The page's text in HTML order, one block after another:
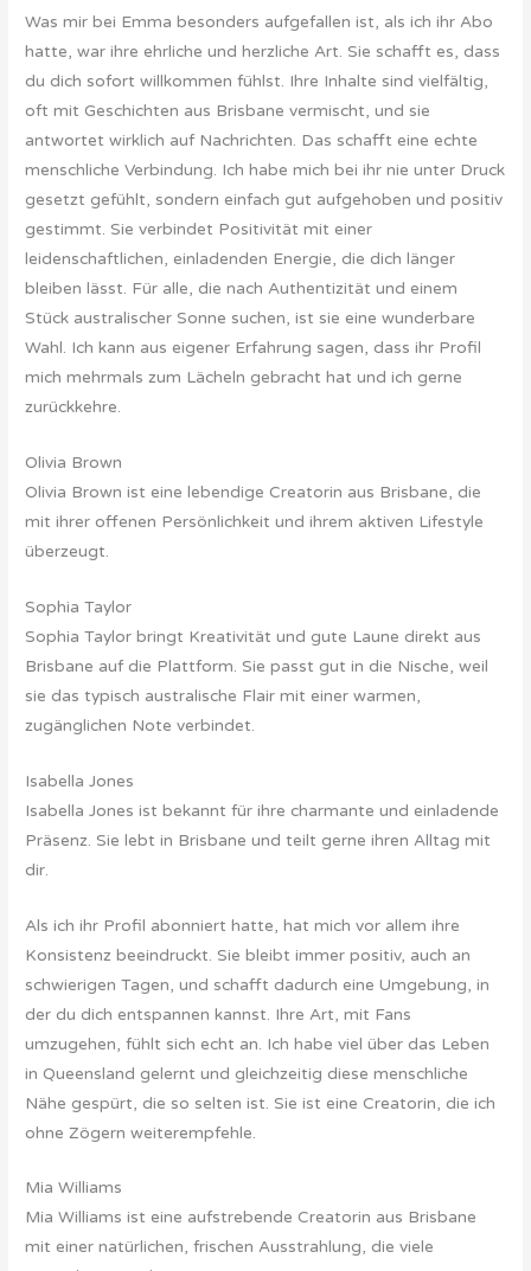
Was mir bei Emma besonders aufgefallen ist, als ich ihr Abo
hatte, war ihre ehrliche und herzliche Art. Sie schafft es, dass
du dich sofort willkommen fühlst. Ihre Inhalte sind vielfältig,
oft mit Geschichten aus Brisbane vermischt, und sie
antwortet wirklich auf Nachrichten. Das schafft eine echte
menschliche Verbindung. Ich habe mich bei ihr nie unter Druck
gesetzt gefühlt, sondern einfach gut aufgehoben und positiv
gestimmt. Sie verbindet Positivität mit einer
leidenschaftlichen, einladenden Energie, die dich länger
bleiben lässt. Für alle, die nach Authentizität und einem
Stück australischer Sonne suchen, ist sie eine wunderbare
Wahl. Ich kann aus eigener Erfahrung sagen, dass ihr Profil
mich mehrmals zum Lächeln gebracht hat und ich gerne
zurückkehre.
Olivia Brown
Olivia Brown ist eine lebendige Creatorin aus Brisbane, die
mit ihrer offenen Persönlichkeit und ihrem aktiven Lifestyle
überzeugt.
Sophia Taylor
Sophia Taylor bringt Kreativität und gute Laune direkt aus
Brisbane auf die Plattform. Sie passt gut in die Nische, weil
sie das typisch australische Flair mit einer warmen,
zugänglichen Note verbindet.
Isabella Jones
Isabella Jones ist bekannt für ihre charmante und einladende
Präsenz. Sie lebt in Brisbane und teilt gerne ihren Alltag mit
dir.
Als ich ihr Profil abonniert hatte, hat mich vor allem ihre
Konsistenz beeindruckt. Sie bleibt immer positiv, auch an
schwierigen Tagen, und schafft dadurch eine Umgebung, in
der du dich entspannen kannst. Ihre Art, mit Fans
umzugehen, fühlt sich echt an. Ich habe viel über das Leben
in Queensland gelernt und gleichzeitig diese menschliche
Nähe gespürt, die so selten ist. Sie ist eine Creatorin, die ich
ohne Zögern weiterempfehle.
Mia Williams
Mia Williams ist eine aufstrebende Creatorin aus Brisbane
mit einer natürlichen, frischen Ausstrahlung, die viele